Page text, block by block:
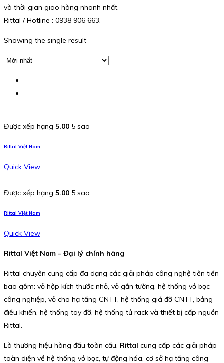
và thời gian giao hàng nhanh nhất.
Rittal / Hotline : 0938 906 663.
Showing the single result
Được xếp hạng 5.00 5 sao
Rittal Việt Nam
Quick View
Được xếp hạng 5.00 5 sao
Rittal Việt Nam
Quick View
Rittal Việt Nam – Đại lý chính hãng
Rittal chuyên cung cấp đa dạng các giải pháp công nghệ tiên tiến
bao gồm: vỏ hộp kích thước nhỏ, vỏ gắn tường, hệ thống vỏ bọc
công nghiệp, vỏ cho hạ tầng CNTT, hệ thống giá đỡ CNTT, bảng
điều khiển, hệ thống tay đỡ, hệ thống tủ rack và thiết bị cấp nguồn
Rittal.
Là thương hiệu hàng đầu toàn cầu, Rittal cung cấp các giải pháp
toàn diện về hệ thống vỏ bọc, tự động hóa, cơ sở hạ tầng công